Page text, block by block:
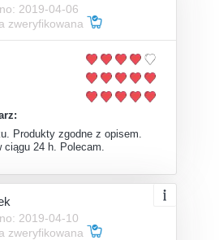
2019-04-06
zweryfikowana
Produkty zgodne z opisem.
ciągu 24 h. Polecam.
2019-04-10
zweryfikowana